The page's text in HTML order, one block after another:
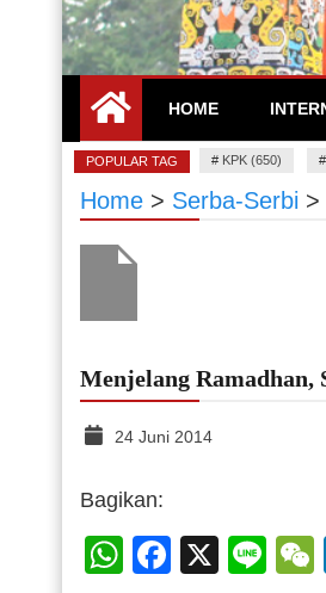
Mengeksekusi Berita
HOME
POPULAR TAG # KPK (650) #
Home > Serba-Serbi >
Menjelang Ramadhan,
24 Juni 2014
Bagikan:
WhatsApp
X